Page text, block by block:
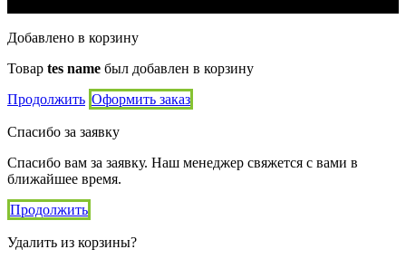
Добавлено в корзину
Товар tes name был добавлен в корзину
Продолжить Оформить заказ
Спасибо за заявку
Спасибо вам за заявку. Наш менеджер свяжется с вами в
ближайшее время.
Продолжить
Удалить из корзины?